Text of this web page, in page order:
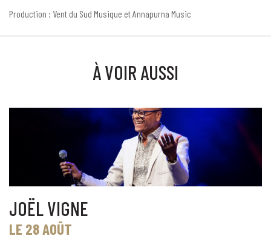
Production : Vent du Sud Musique et Annapurna Music
À VOIR AUSSI
JOËL VIGNE
LE 28 AOÛT